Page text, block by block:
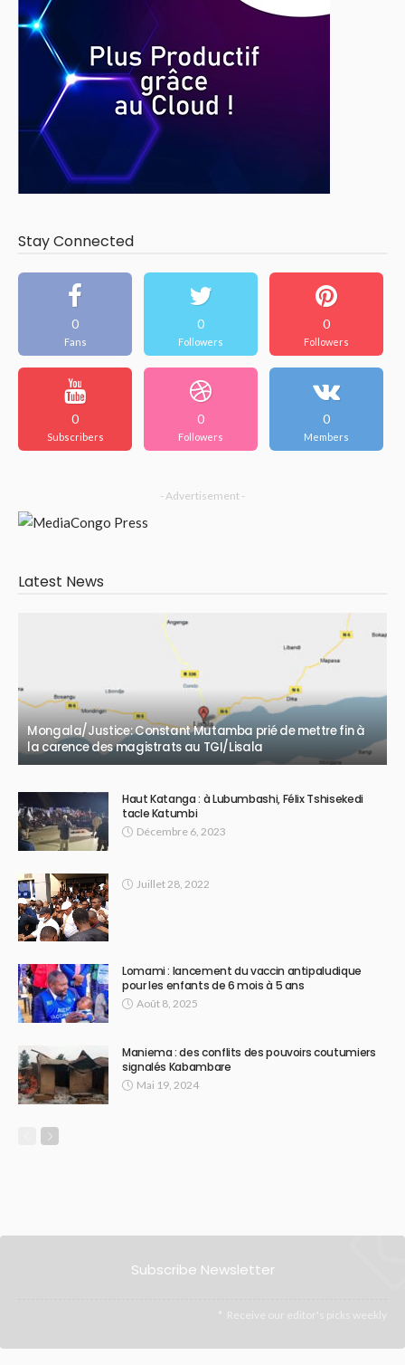
Stay Connected
0
Fans
0
Followers
0
Followers
0
Subscribers
0
Followers
0
Members
- Advertisement -
Latest News
Mongala/Justice: Constant Mutamba prié de mettre fin à
la carence des magistrats au TGI/Lisala
Haut Katanga : à Lubumbashi, Félix Tshisekedi
tacle Katumbi
Décembre 6, 2023
Juillet 28, 2022
Lomami : lancement du vaccin antipaludique
pour les enfants de 6 mois à 5 ans
Août 8, 2025
Maniema : des conflits des pouvoirs coutumiers
signalés Kabambare
Mai 19, 2024
Subscribe Newsletter
Receive our editor's picks weekly